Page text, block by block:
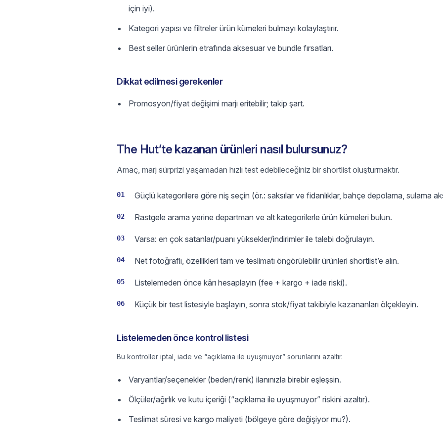
için iyi).
Kategori yapısı ve filtreler ürün kümeleri bulmayı kolaylaştırır.
Best seller ürünlerin etrafında aksesuar ve bundle fırsatları.
Dikkat edilmesi gerekenler
Promosyon/fiyat değişimi marjı eritebilir; takip şart.
The Hut’te kazanan ürünleri nasıl bulursunuz?
Amaç, marj sürprizi yaşamadan hızlı test edebileceğiniz bir shortlist oluşturmaktır.
01 Güçlü kategorilere göre niş seçin (ör.: saksılar ve fidanlıklar, bahçe depolama, sulama
02 Rastgele arama yerine departman ve alt kategorilerle ürün kümeleri bulun.
03 Varsa: en çok satanlar/puanı yüksekler/indirimler ile talebi doğrulayın.
04 Net fotoğraflı, özellikleri tam ve teslimatı öngörülebilir ürünleri shortlist’e alın.
05 Listelemeden önce kârı hesaplayın (fee + kargo + iade riski).
06 Küçük bir test listesiyle başlayın, sonra stok/fiyat takibiyle kazananları ölçekleyin.
Listelemeden önce kontrol listesi
Bu kontroller iptal, iade ve “açıklama ile uyuşmuyor” sorunlarını azaltır.
Varyantlar/seçenekler (beden/renk) ilanınızla birebir eşleşsin.
Ölçüler/ağırlık ve kutu içeriği (“açıklama ile uyuşmuyor” riskini azaltır).
Teslimat süresi ve kargo maliyeti (bölgeye göre değişiyor mu?).